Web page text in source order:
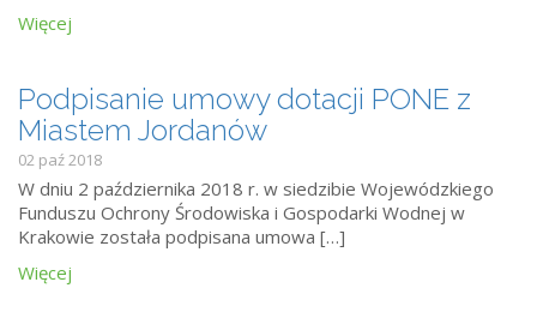
Więcej
Podpisanie umowy dotacji PONE z
Miastem Jordanów
02 paź 2018
W dniu 2 października 2018 r. w siedzibie Wojewódzkiego
Funduszu Ochrony Środowiska i Gospodarki Wodnej w
Krakowie została podpisana umowa […]
Więcej